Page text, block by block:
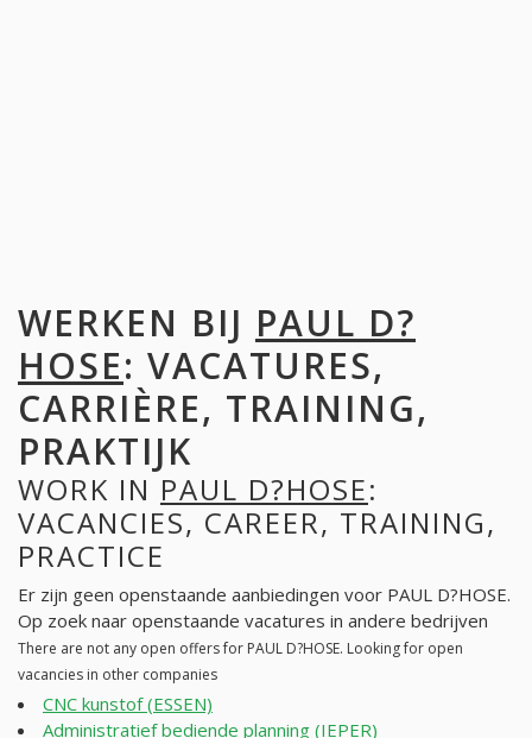
WERKEN BIJ PAUL D?
HOSE: VACATURES,
CARRIÈRE, TRAINING,
PRAKTIJK
WORK IN PAUL D?HOSE:
VACANCIES, CAREER, TRAINING,
PRACTICE
Er zijn geen openstaande aanbiedingen voor PAUL D?HOSE.
Op zoek naar openstaande vacatures in andere bedrijven
There are not any open offers for PAUL D?HOSE. Looking for open
vacancies in other companies
CNC kunstof (ESSEN)
Administratief bediende planning (IEPER)